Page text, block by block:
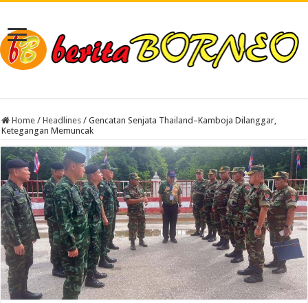
Home / Headlines / Gencatan Senjata Thailand–Kamboja Dilanggar,
Ketegangan Memuncak